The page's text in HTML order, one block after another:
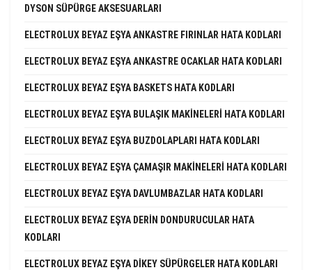
DYSON SÜPÜRGE AKSESUARLARI
ELECTROLUX BEYAZ EŞYA ANKASTRE FIRINLAR HATA KODLARI
ELECTROLUX BEYAZ EŞYA ANKASTRE OCAKLAR HATA KODLARI
ELECTROLUX BEYAZ EŞYA BASKETS HATA KODLARI
ELECTROLUX BEYAZ EŞYA BULAŞIK MAKINELERI HATA KODLARI
ELECTROLUX BEYAZ EŞYA BUZDOLAPLARI HATA KODLARI
ELECTROLUX BEYAZ EŞYA ÇAMAŞIR MAKINELERI HATA KODLARI
ELECTROLUX BEYAZ EŞYA DAVLUMBAZLAR HATA KODLARI
ELECTROLUX BEYAZ EŞYA DERIN DONDURUCULAR HATA
KODLARI
ELECTROLUX BEYAZ EŞYA DIKEY SÜPÜRGELER HATA KODLARI